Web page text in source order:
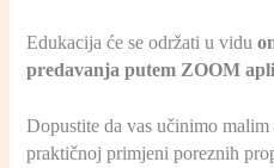
Edukacija će se održati u vidu
predavanja putem ZOOM
Dopustite da vas učinimo
praktičnoj primjeni poreznih